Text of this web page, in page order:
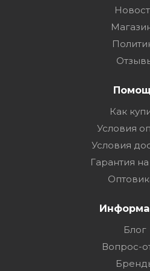
Как
Условия
Условия
Гарантия
Блог
Вопрос-